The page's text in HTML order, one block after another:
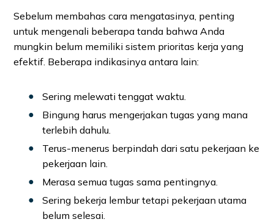
Sebelum membahas cara mengatasinya, penting
untuk mengenali beberapa tanda bahwa Anda
mungkin belum memiliki sistem prioritas kerja yang
efektif. Beberapa indikasinya antara lain:
Sering melewati tenggat waktu.
Bingung harus mengerjakan tugas yang mana
terlebih dahulu.
Terus-menerus berpindah dari satu pekerjaan ke
pekerjaan lain.
Merasa semua tugas sama pentingnya.
Sering bekerja lembur tetapi pekerjaan utama
belum selesai.